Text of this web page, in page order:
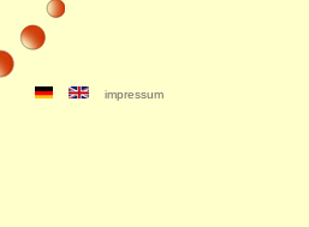
impressum